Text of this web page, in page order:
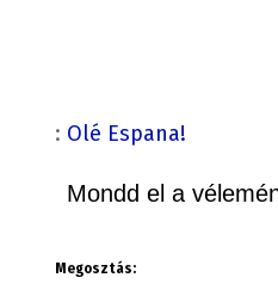
: Olé Espana!
Mondd el a
Megosztás: